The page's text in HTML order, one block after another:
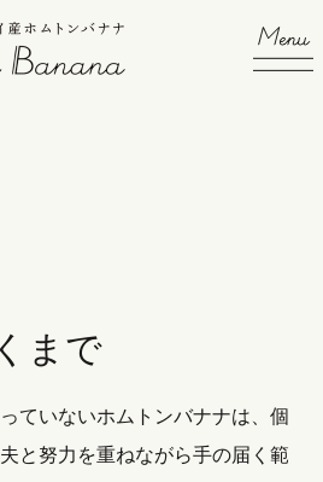
まで
ていないホムトンバナナは、個
と努力を重ねながら手の届く範